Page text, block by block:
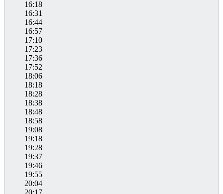
16:18
16:31
16:44
16:57
17:10
17:23
17:36
17:52
18:06
18:18
18:28
18:38
18:48
18:58
19:08
19:18
19:28
19:37
19:46
19:55
20:04
20:17